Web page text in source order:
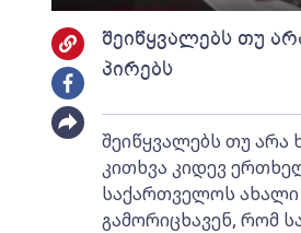
შეიწყვალებს თუ
პირებს
შეიწყვალებს თუ არა
კითხვა კიდევ
საქართველოს ახალი
გამორიცხავენ, რომ